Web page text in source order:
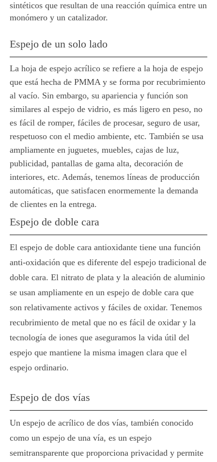
sintéticos que resultan de una reacción química entre un
monómero y un catalizador.
Espejo de un solo lado
La hoja de espejo acrílico se refiere a la hoja de espejo
que está hecha de PMMA y se forma por recubrimiento
al vacío. Sin embargo, su apariencia y función son
similares al espejo de vidrio, es más ligero en peso, no
es fácil de romper, fáciles de procesar, seguro de usar,
respetuoso con el medio ambiente, etc. También se usa
ampliamente en juguetes, muebles, cajas de luz,
publicidad, pantallas de gama alta, decoración de
interiores, etc. Además, tenemos líneas de producción
automáticas, que satisfacen enormemente la demanda
de clientes en la entrega.
Espejo de doble cara
El espejo de doble cara antioxidante tiene una función
anti-oxidación que es diferente del espejo tradicional de
doble cara. El nitrato de plata y la aleación de aluminio
se usan ampliamente en un espejo de doble cara que
son relativamente activos y fáciles de oxidar. Tenemos
recubrimiento de metal que no es fácil de oxidar y la
tecnología de iones que aseguramos la vida útil del
espejo que mantiene la misma imagen clara que el
espejo ordinario.
Espejo de dos vías
Un espejo de acrílico de dos vías, también conocido
como un espejo de una vía, es un espejo
semitransparente que proporciona privacidad y permite